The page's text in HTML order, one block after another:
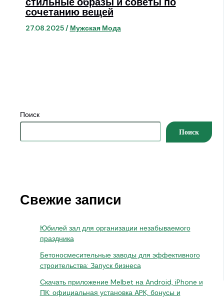
Поиск
Поиск
Свежие записи
Юбилей зал для организации незабываемого
праздника
Бетоносмесительные заводы для эффективного
строительства: Запуск бизнеса
Скачать приложение Melbet на Android, iPhone и
ПК: официальная установка APK, бонусы и
сочетанию вещей
27.08.2025/ Мужская Мода